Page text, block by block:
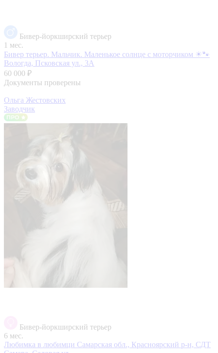
Бивер-йоркширский терьер
1 мес.
Бивер терьер. Мальчик. Маленькое солнце с моторчиком ☀🐾
Вологда, Псковская ул., 3А
60 000 ₽
Документы проверены
Ольга Жестовских
Заводчик
Бивер-йоркширский терьер
6 мес.
Любимка в любимци Самарская обл., Красноярский р-н, СДТ